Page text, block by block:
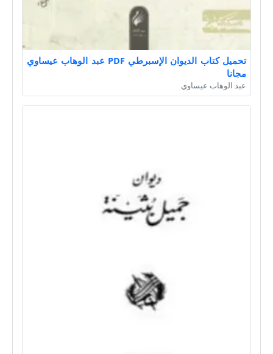
تحميل كتاب الديوان الإسبرطي PDF عبد الوهاب عيساوي
مجانا
عبد الوهاب عيساوي